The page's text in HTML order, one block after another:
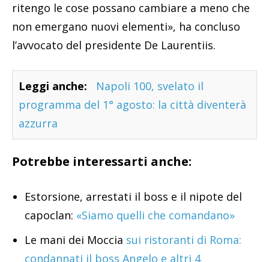
ritengo le cose possano cambiare a meno che
non emergano nuovi elementi», ha concluso
l’avvocato del presidente De Laurentiis.
Leggi anche:
Napoli 100, svelato il
programma del 1° agosto: la città diventerà
azzurra
Potrebbe interessarti anche:
Estorsione, arrestati il boss e il nipote del
capoclan: «Siamo quelli che comandano»
Le mani dei Moccia sui ristoranti di Roma:
condannati il boss Angelo e altri 4